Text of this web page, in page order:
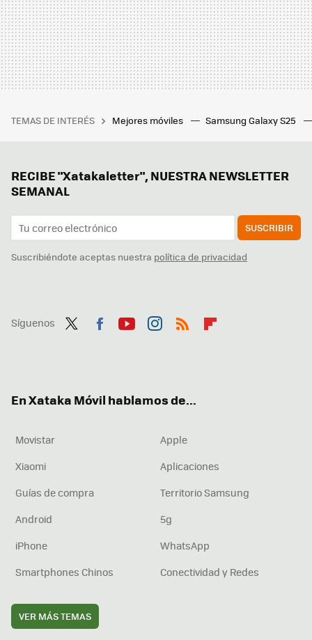
TEMAS DE INTERÉS Mejores móviles Samsung Galaxy S25
RECIBE "Xatakaletter", NUESTRA NEWSLETTER
SEMANAL
SUSCRIBIR
Suscribiéndote aceptas nuestra política de privacidad
Síguenos
En Xataka Móvil hablamos de...
Movistar
Apple
Xiaomi
Aplicaciones
Guías de compra
Territorio Samsung
Android
5g
iPhone
WhatsApp
Smartphones Chinos
Conectividad y Redes
VER MÁS TEMAS